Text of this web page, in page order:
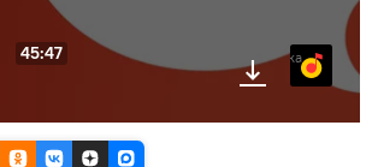
45:47 Яндекс.Музыка